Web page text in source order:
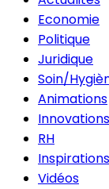
Economie
Politique
Juridique
Soin/
Animations
Innovations
RH
Inspirations
Vidéos